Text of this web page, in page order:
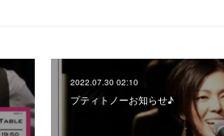
2022.07.30 02:10
プティトノーお知らせ♪